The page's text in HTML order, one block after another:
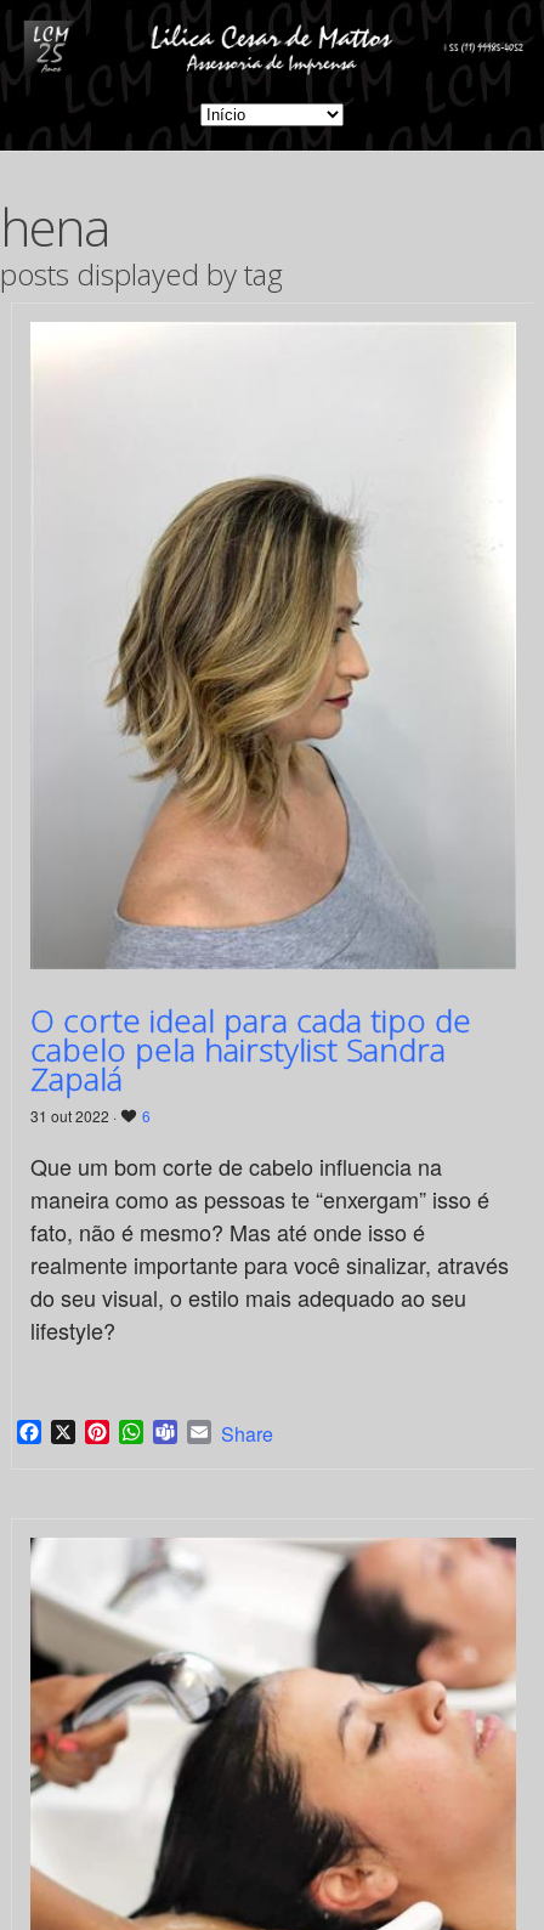
hena
posts displayed by tag
O corte ideal para cada tipo de
cabelo pela hairstylist Sandra
Zapalá
31 out 2022 · 6
Que um bom corte de cabelo influencia na
maneira como as pessoas te “enxergam” isso é
fato, não é mesmo? Mas até onde isso é
realmente importante para você sinalizar, através
do seu visual, o estilo mais adequado ao seu
lifestyle?
Facebook
X PinterestWhatsApp
TeamsEmail
Share